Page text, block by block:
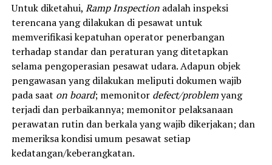
Untuk diketahui, Ramp Inspectionadalah inspeksi
terencana yang dilakukan di pesawat untuk
memverifikasi kepatuhan operator penerbangan
terhadap standar dan peraturan yang ditetapkan
selama pengoperasian pesawat udara. Adapun objek
pengawasan yang dilakukan meliputi dokumen wajib
pada saat on board; memonitor defect/problemyang
terjadi dan perbaikannya; memonitor pelaksanaan
perawatan rutin dan berkala yang wajib dikerjakan; dan
memeriksa kondisi umum pesawat setiap
kedatangan/keberangkatan.